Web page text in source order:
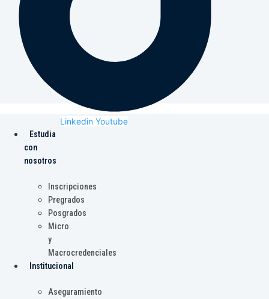
Linkedin Youtube
Estudia
con
nosotros
Inscripciones
Pregrados
Posgrados
Micro
y
Macrocredenciales
Institucional
Aseguramiento